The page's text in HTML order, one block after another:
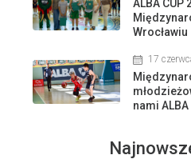
ALBA CUP
Wrocławiu
17
nami ALBA